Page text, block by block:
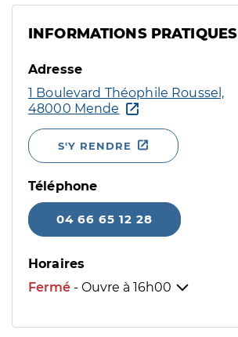
INFORMATIONS PRATIQUES
Adresse
1 Boulevard Théophile Roussel,
48000 Mende
S'Y RENDRE
Téléphone
04 66 65 12 28
Horaires
Fermé - Ouvre à 16h00